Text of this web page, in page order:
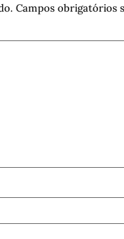
Campos obrigatórios